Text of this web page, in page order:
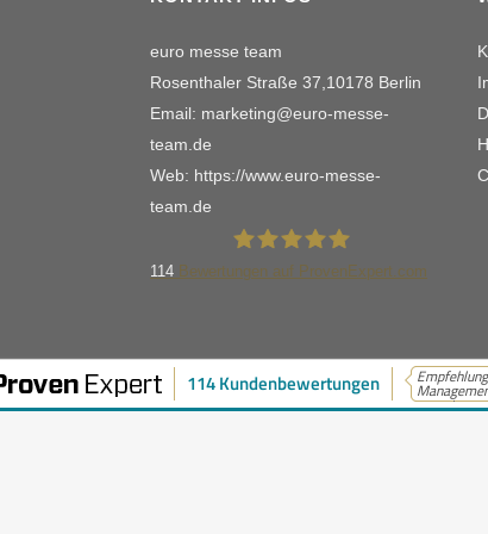
114 Kundenbewertungen
musste...
euro messe team
Rosenthaler Straße 37,10178 Berlin
Email: marketing@euro-messe-
team.de
Web: https://www.euro-messe-
team.de
114 Bewertungen auf ProvenExpert.com
© euro messe team